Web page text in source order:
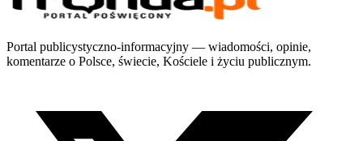
Portal publicystyczno-informacyjny — wiadomości, opinie,
komentarze o Polsce, świecie, Kościele i życiu publicznym.